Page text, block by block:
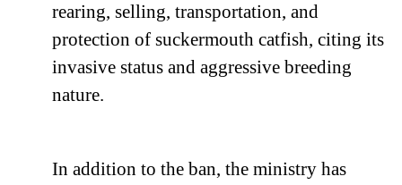
rearing, selling, transportation, and
protection of suckermouth catfish, citing its
invasive status and aggressive breeding
nature.
In addition to the ban, the ministry has